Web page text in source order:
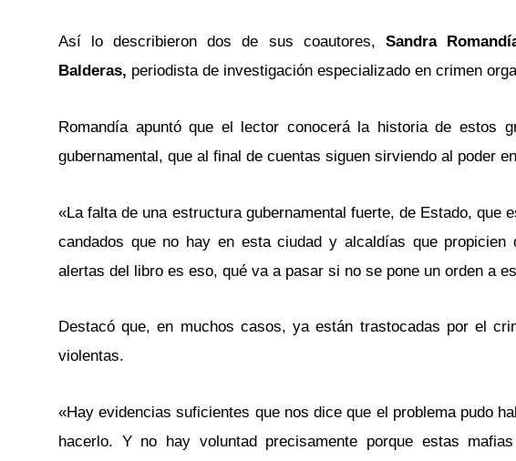
Así lo describieron dos de sus coautores, Sandra
Balderas, periodista de investigación especializado en crimen
Romandía apuntó que el lector conocerá la historia de estos
gubernamental, que al final de cuentas siguen sirviendo al poder
«La falta de una estructura gubernamental fuerte, de Estado, que
candados que no hay en esta ciudad y alcaldías que
alertas del libro es eso, qué va a pasar si no se pone un orden a
Destacó que, en muchos casos, ya están trastocadas por el
violentas.
«Hay evidencias suficientes que nos dice que el problema pudo
hacerlo. Y no hay voluntad precisamente porque estas